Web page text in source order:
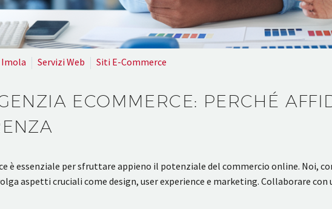
Imola Servizi Web Siti E-Commerce
ECOMMERCE: PERCHÉ
è essenziale per sfruttare appieno il potenziale del commercio online. Noi,
aspetti cruciali come design, user experience e marketing. Collaborare